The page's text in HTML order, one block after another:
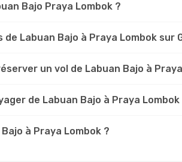
Bajo Praya Lombok ?
Labuan Bajo à Praya Lombok sur
un vol de Labuan Bajo à
de Labuan Bajo à Praya Lombok
à Praya Lombok ?